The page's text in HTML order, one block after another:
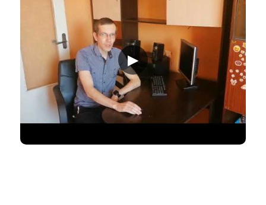
▶